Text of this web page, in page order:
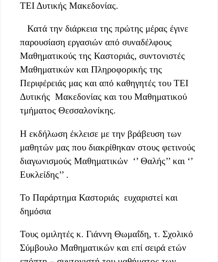
ΤΕΙ Δυτικής Μακεδονίας.
Κατά την διάρκεια της πρώτης μέρας έγινε
παρουσίαση εργασιών από συναδέλφους
Μαθηματικούς της Καστοριάς, συντονιστές
Μαθηματικών και Πληροφορικής της
Περιφέρειάς μας και από καθηγητές του ΤΕΙ
Δυτικής Μακεδονίας και του Μαθηματικού
τμήματος Θεσσαλονίκης.
Η εκδήλωση έκλεισε με την βράβευση των
μαθητών μας που διακρίθηκαν στους φετινούς
διαγωνισμούς Μαθηματικών ‘’ Θαλής’’ και ‘’
Ευκλείδης’’ .
Το Παράρτημα Καστοριάς ευχαριστεί και
δημόσια
Τους ομιλητές κ. Γιάννη Θωμαΐδη, τ. Σχολικό
Σύμβουλο Μαθηματικών και επί σειρά ετών